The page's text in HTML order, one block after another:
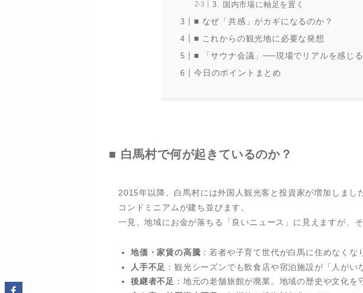
3. 国内市場に軸足を置く
■ なぜ「共感」がカギになるのか？
■ これからの観光地に必要な発想
■ 「サウナ会議」──現場でリアルを感じ
今日のポイントまとめ
■ 白馬村で何が起きているのか？
2015年以降、白馬村には外国人観光客と投資家が増加しまし
コンドミニアムが建ち並びます。
一見、地域にお金が落ちる「良いニュース」に見えますが、
地価・家賃の高騰 ：若者や子育て世代が白馬に住めなくな
人手不足 ：観光シーズンでも飲食店や宿泊施設が「人がい
後継者不足 ：地元の老舗旅館が廃業。地域の歴史や文化を